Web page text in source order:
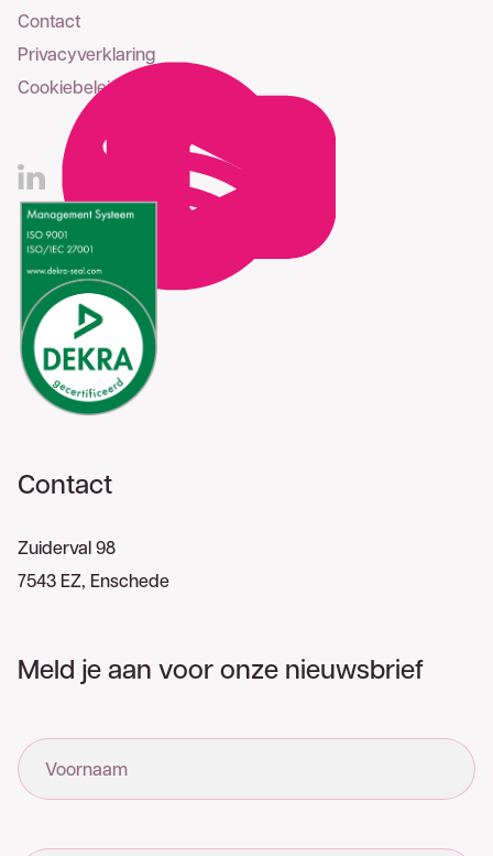
Contact
Privacyverklaring
Cookiebeleid
Contact
Zuiderval 98
7543 EZ, Enschede
Meld je aan voor onze nieuwsbrief
Voornaam